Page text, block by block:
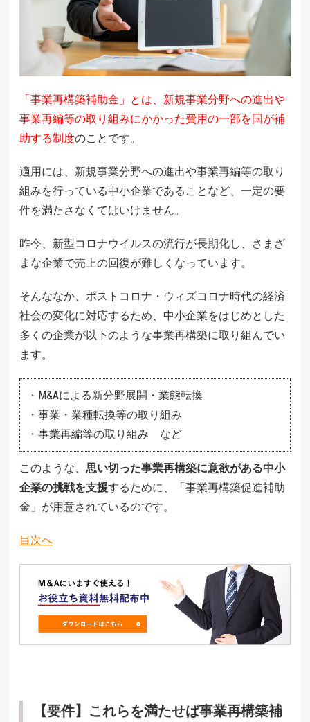
「事業再構築補助金」とは、新規事業分野への進出や
事業再編等の取り組みにかかった費用の一部を国が補
助する制度のことです。
適用には、新規事業分野への進出や事業再編等の取り
組みを行っている中小企業であることなど、一定の要
件を満たさなくてはいけません。
昨今、新型コロナウイルスの流行が長期化し、さまざ
まな企業で売上の回復が難しくなっています。
そんななか、ポストコロナ・ウィズコロナ時代の経済
社会の変化に対応するため、中小企業をはじめとした
多くの企業が以下のような事業再構築に取り組んでい
ます。
・M&Aによる新分野展開・業態転換
・事業・業種転換等の取り組み
・事業再編等の取り組み など
このような、 思い切った事業再構築に意欲がある中⼩
企業の挑戦を支援するために、「事業再構築促進補助
金」が用意されているのです。
目次へ
【要件】これらを満たせば事業再構築補